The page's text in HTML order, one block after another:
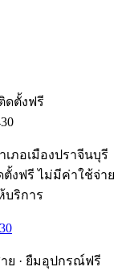
ดตั้งฟรี
เภอเมืองปราจีนบุรี
งฟรี ไม่มีค่าใช้จ่าย
บริการ
ย · ยืมอุปกรณ์ฟรี